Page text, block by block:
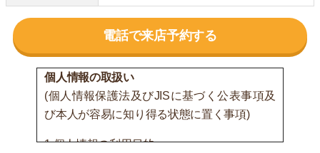
電話で来店予約する
個人情報の取扱い
(個人情報保護法及びJISに基づく公表事項及
び本人が容易に知り得る状態に置く事項)
1.個人情報の利用目的